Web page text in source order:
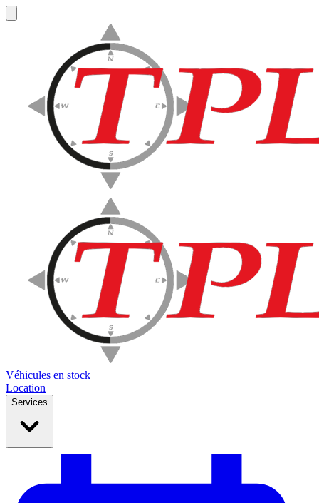
Véhicules en stock
Location
Services